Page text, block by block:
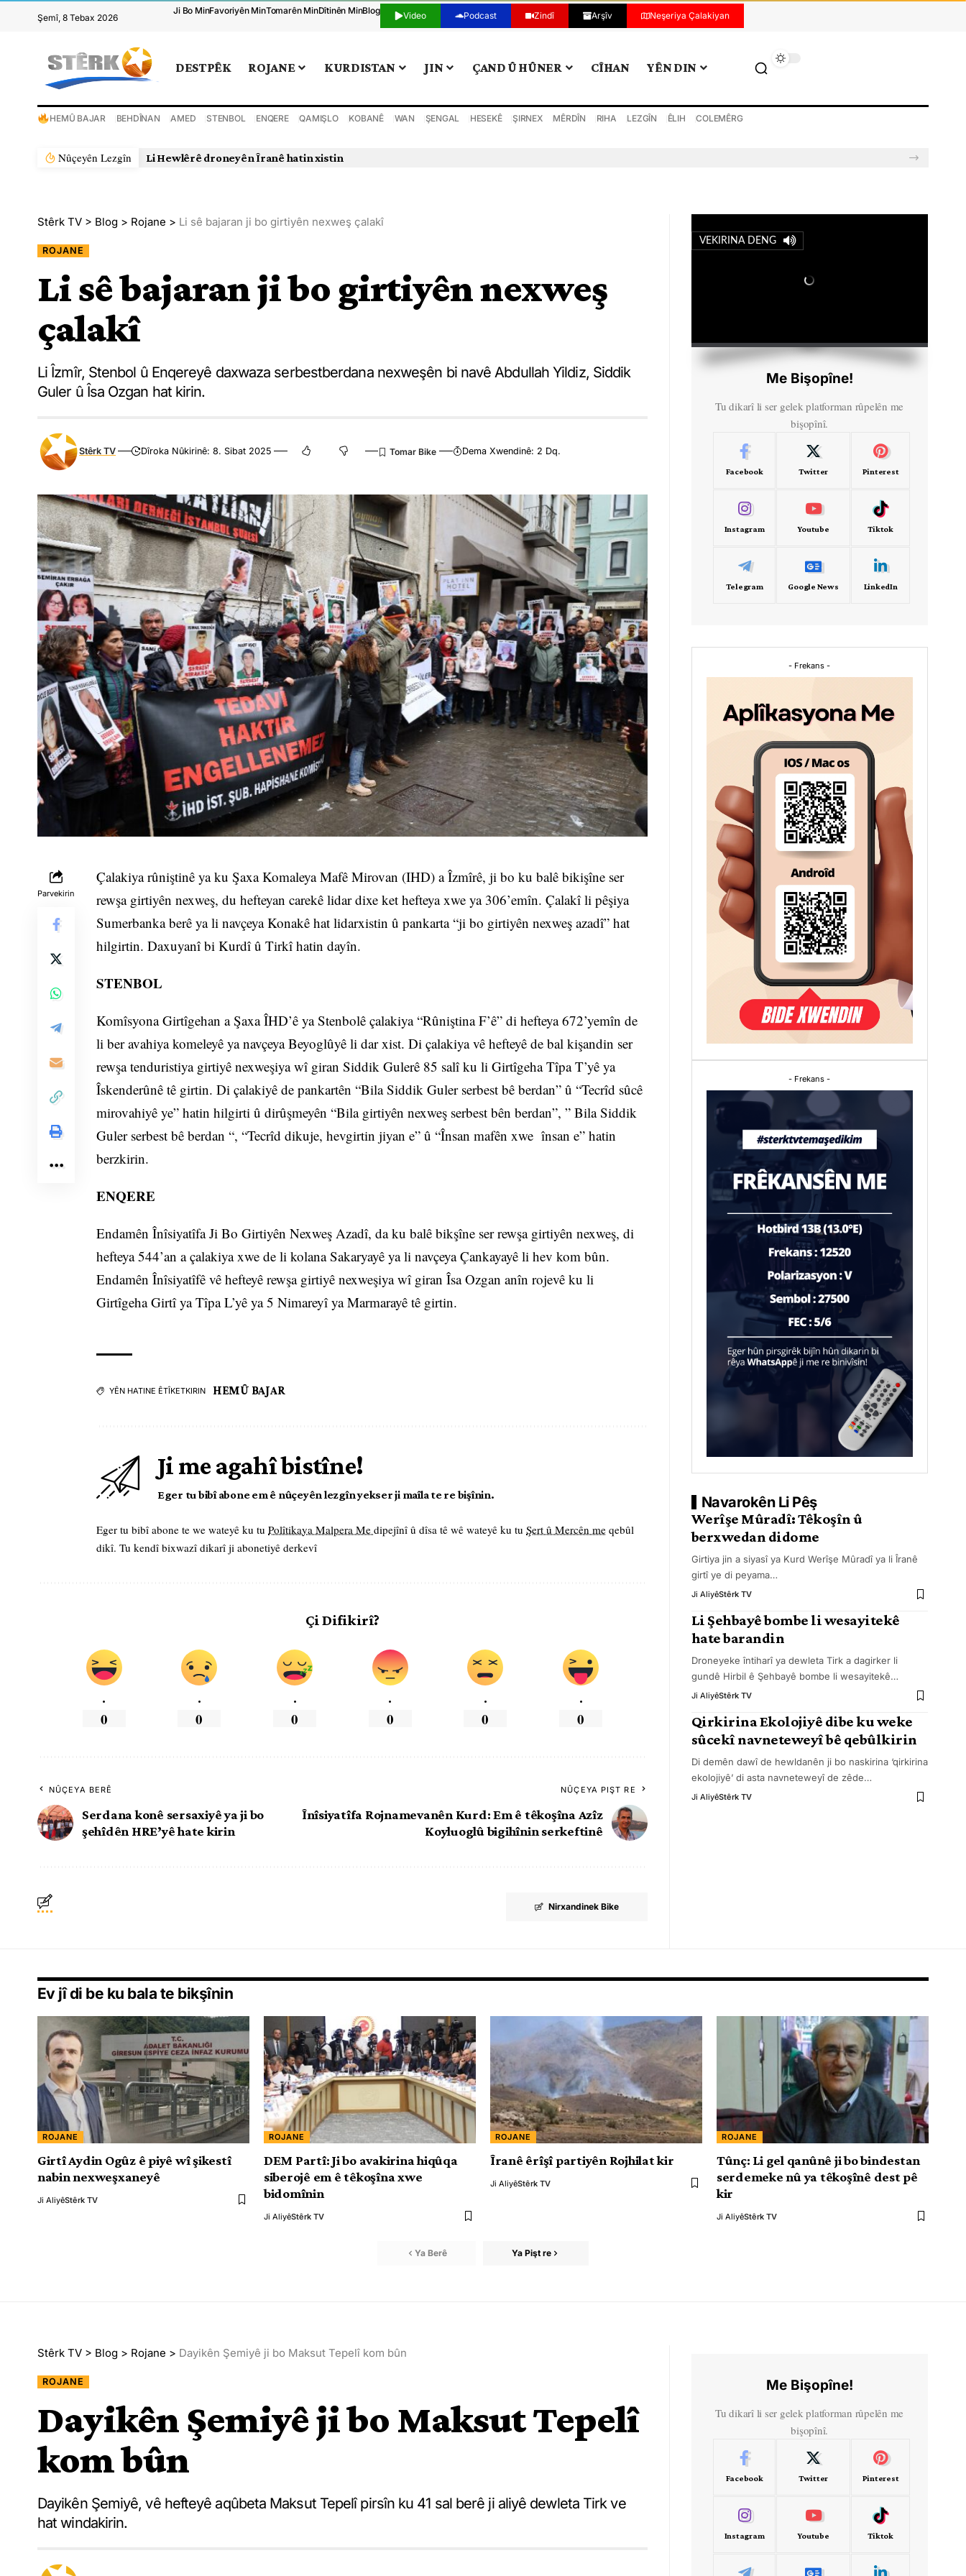
Şemî, 8 Tebax 2026
Ji Bo MinFavoriyên MinTomarên MinDîtinên MinBlog Video Podcast Zindî Arşîv Neşeriya Çalakiyan
DESTPÊK ROJANE KURDISTAN JIN ÇAND Û HÛNER CÎHAN YÊN DIN
HEMÛ BAJAR BEHDÎNAN AMED STENBOL ENQERE QAMIŞLO KOBANÊ WAN ŞENGAL HESEKÊ ŞIRNEX MÊRDÎN RIHA LEZGÎN ÊLIH COLEMÊRG
Nûçeyên Lezgîn Li Hewlêrê droneyên Îranê hatin xistin
Stêrk TV > Blog > Rojane > Li sê bajaran ji bo girtiyên nexweş çalakî
ROJANE
Li sê bajaran ji bo girtiyên nexweş
çalakî
Li Îzmîr, Stenbol û Enqereyê daxwaza serbestberdana nexweşên bi navê Abdullah Yildiz, Siddik
Guler û Îsa Ozgan hat kirin.
Stêrk TV Dîroka Nûkirinê: 8. Sibat 2025 Dema Xwendinê: 2 Dq.
Parvekirin
Çalakiya rûniştinê ya ku Şaxa Komaleya Mafê Mirovan (IHD) a Îzmîrê, ji bo ku balê bikişîne ser
rewşa girtiyên nexweş, du hefteyan carekê lidar dixe ket hefteya xwe ya 306’emîn. Çalakî li pêşiya
Sumerbanka berê ya li navçeya Konakê hat lidarxistin û pankarta “ji bo girtiyên nexweş azadî” hat
hilgirtin. Daxuyanî bi Kurdî û Tirkî hatin dayîn.
STENBOL
Komîsyona Girtîgehan a Şaxa ÎHD’ê ya Stenbolê çalakiya “Rûniştina F’ê” di hefteya 672’yemîn de
li ber avahiya komeleyê ya navçeya Beyoglûyê li dar xist. Di çalakiya vê hefteyê de bal kişandin ser
rewşa tenduristiya girtiyê nexweşiya wî giran Siddik Gulerê 85 salî ku li Girtîgeha Tîpa T’yê ya
Îskenderûnê tê girtin. Di çalakiyê de pankartên “Bila Siddik Guler serbest bê berdan” û “Tecrîd sûcê
mirovahiyê ye” hatin hilgirti û dirûşmeyên “Bila girtiyên nexweş serbest bên berdan”, ” Bila Siddik
Guler serbest bê berdan “, “Tecrîd dikuje, hevgirtin jiyan e” û “Însan mafên xwe însan e” hatin
berzkirin.
ENQERE
Endamên Înîsiyatîfa Ji Bo Girtiyên Nexweş Azadî, da ku balê bikşîne ser rewşa girtiyên nexweş, di
hefteya 544’an a çalakiya xwe de li kolana Sakaryayê ya li navçeya Çankayayê li hev kom bûn.
Endamên Înîsiyatîfê vê hefteyê rewşa girtiyê nexweşiya wî giran Îsa Ozgan anîn rojevê ku li
Girtîgeha Girtî ya Tîpa L’yê ya 5 Nimareyî ya Marmarayê tê girtin.
YÊN HATINE ÊTÎKETKIRIN HEMÛ BAJAR
Ji me agahî bistîne!
Eger tu bibî abone em ê nûçeyên lezgîn yekser ji maîla te re bişînin.
Eger tu bibî abone te we wateyê ku tu Polîtikaya Malpera Me dipejînî û dîsa tê wê wateyê ku tu Şert û Mercên me qebûl
dikî. Tu kendî bixwazî dikarî ji abonetiyê derkevî
Çi Difikirî?
.
0
.
0
.
0
.
0
.
0
.
0
NÛÇEYA BERÊ
Serdana konê sersaxiyê ya ji bo
şehîdên HRE’yê hate kirin
NÛÇEYA PIŞT RE
Înîsiyatîfa Rojnamevanên Kurd: Em ê têkoşîna Azîz
Koyluoglû bigihînin serkeftinê
Nirxandinek Bike
VEKIRINA DENG
Me Bişopîne!
Tu dikarî li ser gelek platforman rûpelên me
bişopînî.
Facebook Twitter Pinterest
Instagram Youtube Tiktok
Telegram Google News LinkedIn
- Frekans -
- Frekans -
Navarokên Li Pêş
Werîşe Mûradî: Têkoşîn û
berxwedan didome
Girtiya jin a siyasî ya Kurd Werîşe Mûradî ya li Îranê
girtî ye di peyama…
Ji AliyêStêrk TV
Li Şehbayê bombe li wesayitekê
hate barandin
Droneyeke întiharî ya dewleta Tirk a dagirker li
gundê Hirbil ê Şehbayê bombe li wesayitekê…
Ji AliyêStêrk TV
Qirkirina Ekolojiyê dibe ku weke
sûcekî navneteweyî bê qebûlkirin
Di demên dawî de hewldanên ji bo naskirina ‘qirkirina
ekolojiyê’ di asta navneteweyî de zêde…
Ji AliyêStêrk TV
Ev jî di be ku bala te bikşînin
ROJANE
Girtî Aydin Ogûz ê piyê wî şikestî
nabin nexweşxaneyê
Ji AliyêStêrk TV
ROJANE
DEM Partî: Ji bo avakirina hiqûqa
siberojê em ê têkoşîna xwe
bidomînin
Ji AliyêStêrk TV
ROJANE
Îranê êrîşî partiyên Rojhilat kir
Ji AliyêStêrk TV
ROJANE
Tûnç: Li gel qanûnê ji bo bindestan
serdemeke nû ya têkoşînê dest pê
kir
Ji AliyêStêrk TV
Ya Berê Ya Pişt re
Stêrk TV > Blog > Rojane > Dayikên Şemiyê ji bo Maksut Tepelî kom bûn
ROJANE
Dayikên Şemiyê ji bo Maksut Tepelî
kom bûn
Dayikên Şemiyê, vê hefteyê aqûbeta Maksut Tepelî pirsîn ku 41 sal berê ji aliyê dewleta Tirk ve
hat windakirin.
Me Bişopîne!
Tu dikarî li ser gelek platforman rûpelên me
bişopînî.
Facebook Twitter Pinterest
Instagram Youtube Tiktok